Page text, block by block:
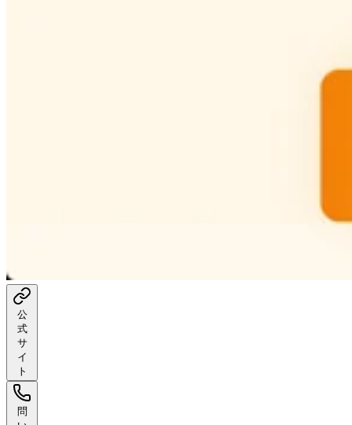
公
式
サ
イ
ト
問